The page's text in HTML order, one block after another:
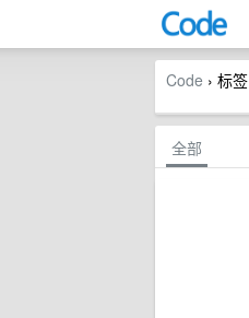
Code › 标签
全部